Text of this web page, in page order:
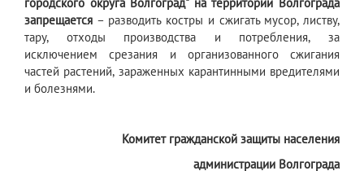
запрещается – разводить костры и сжигать мусор, листву,
тару, отходы производства и потребления, за
исключением срезания и организованного сжигания
частей растений, зараженных карантинными вредителями
и болезнями.
Комитет гражданской защиты населения
администрации Волгограда